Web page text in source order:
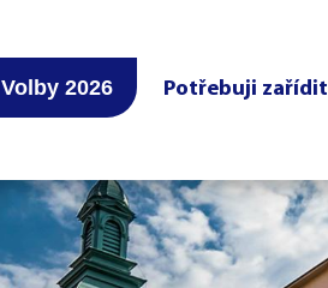
Volby 2026 Potřebuji zařídit